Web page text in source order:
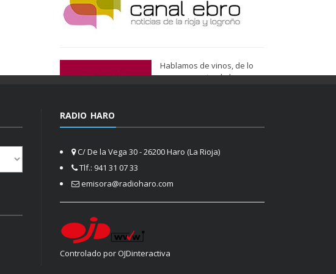
Hablamos de vinos, de lo
que nos gusta, de lo que
RADIO HARO
C/ De la Vega 30 - 26200 Haro (La Rioja)
Tlf.: 941 31 07 33
emisora@radioharo.com
Controlado por OJDinteractiva